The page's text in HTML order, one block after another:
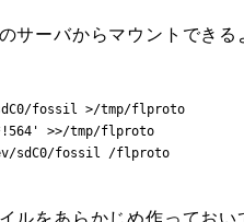
サーバからマウントでき
fossil >/tmp/flproto
>>/tmp/flproto
sdC0/fossil /flproto
ルをあらかじめ作っておい